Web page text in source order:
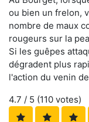
ou bien un frelon,
nombre de maux
rougeurs sur la
Si les guêpes
dégradent plus
l'action du venin
4.7 / 5 (110 votes)